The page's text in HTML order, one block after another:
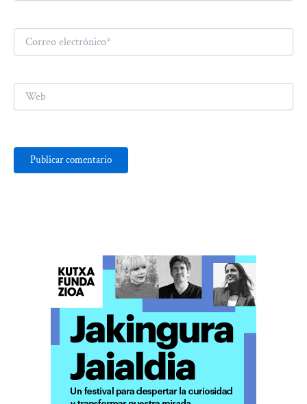
electrónico*
Web